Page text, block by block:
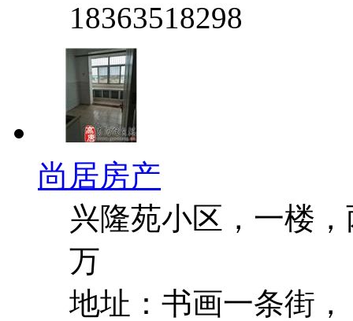
18363518298
尚居房产
兴隆苑小区，一楼
万
地址：书画一条街，